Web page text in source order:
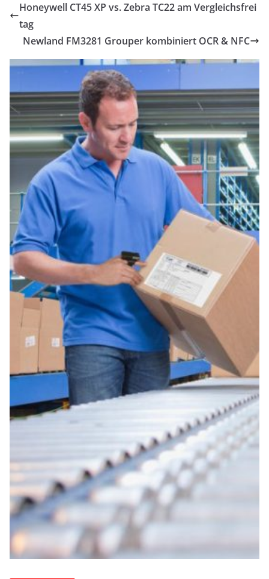
Honeywell CT45 XP vs. Zebra TC22 am Vergleichsfrei
tag
Newland FM3281 Grouper kombiniert OCR & NFC